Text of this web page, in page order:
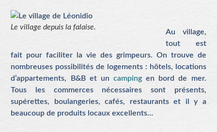
Le village depuis la falaise.
Au village,
tout est
fait pour faciliter la vie des grimpeurs. On trouve de
nombreuses possibilités de logements : hôtels, locations
d’appartements, B&B et un camping en bord de mer.
Tous les commerces nécessaires sont présents,
supérettes, boulangeries, cafés, restaurants et il y a
beaucoup de produits locaux excellents…